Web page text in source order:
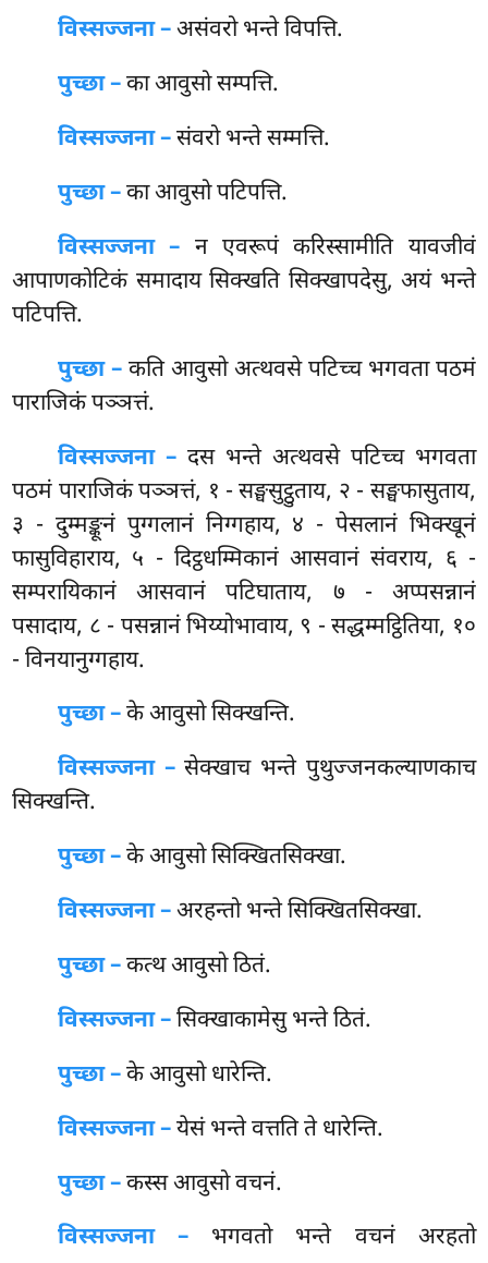
विस्सज्जना –असंवरो भन्ते विपत्ति.
पुच्छा –का आवुसो सम्पत्ति.
विस्सज्जना –संवरो भन्ते सम्मत्ति.
पुच्छा –काआवुसो पटिपत्ति.
विस्सज्जना – न एवरूपं करिस्सामीति यावजीवं
आपाणकोटिकं समादाय सिक्खति सिक्खापदेसु, अयं भन्ते
पटिपत्ति.
पुच्छा – कति आवुसो अत्थवसे पटिच्च भगवता पठमं
पाराजिकं पञ्ञत्तं.
विस्सज्जना – दस भन्ते अत्थवसे पटिच्च भगवता
पठमं पाराजिकं पञ्ञत्तं, १ - सङ्घसुट्ठुताय, २ - सङ्घफासुताय,
३ - दुम्मङ्कूनं पुग्गलानं निग्गहाय, ४ - पेसलानं भिक्खूनं
फासुविहाराय, ५ - दिट्ठधम्मिकानं आसवानं संवराय, ६ -
सम्परायिकानं आसवानं पटिघाताय, ७ - अप्पसन्नानं
पसादाय, ८ - पसन्नानं भिय्योभावाय, ९ - सद्धम्मट्ठितिया, १०
- विनयानुग्गहाय.
पुच्छा –केआवुसो सिक्खन्ति.
विस्सज्जना –सेक्खाच भन्ते पुथुज्जनकल्याणकाच
सिक्खन्ति.
पुच्छा –के आवुसो सिक्खितसिक्खा.
विस्सज्जना –अरहन्तो भन्ते सिक्खितसिक्खा.
पुच्छा –कत्थ आवुसो ठितं.
विस्सज्जना –सिक्खाकामेसु भन्ते ठितं.
पुच्छा –के आवुसो धारेन्ति.
विस्सज्जना –येसं भन्ते वत्तति ते धारेन्ति.
पुच्छा –कस्सआवुसो वचनं.
विस्सज्जना – भगवतो भन्ते वचनं अरहतो